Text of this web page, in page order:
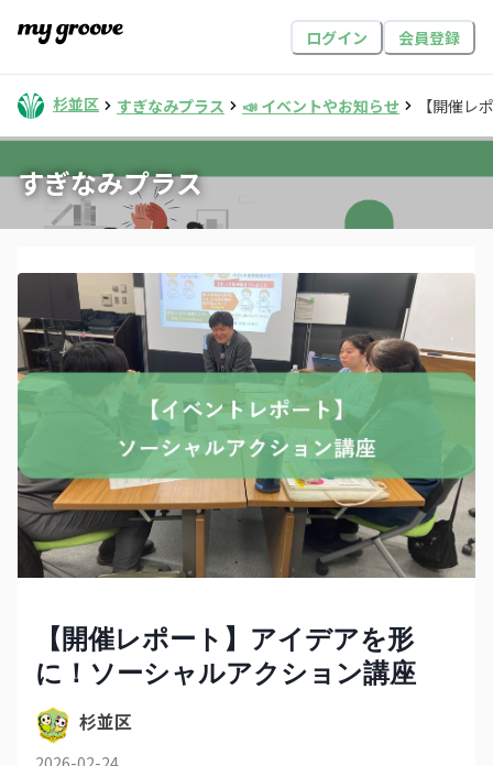
ログイン 会員登録
杉並区 すぎなみプラス 📣 イベントやお知らせ 【開催レ
すぎなみプラス
【開催レポート】アイデアを形
に！ソーシャルアクション講座
杉並区